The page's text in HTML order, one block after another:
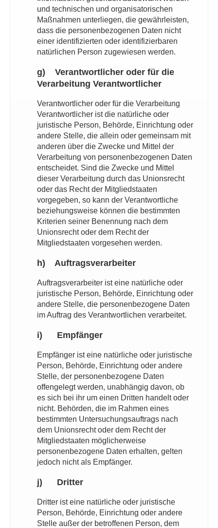
und technischen und organisatorischen
Maßnahmen unterliegen, die gewährleisten,
dass die personenbezogenen Daten nicht
einer identifizierten oder identifizierbaren
natürlichen Person zugewiesen werden.
g) Verantwortlicher oder für die
Verarbeitung Verantwortlicher
Verantwortlicher oder für die Verarbeitung
Verantwortlicher ist die natürliche oder
juristische Person, Behörde, Einrichtung oder
andere Stelle, die allein oder gemeinsam mit
anderen über die Zwecke und Mittel der
Verarbeitung von personenbezogenen Daten
entscheidet. Sind die Zwecke und Mittel
dieser Verarbeitung durch das Unionsrecht
oder das Recht der Mitgliedstaaten
vorgegeben, so kann der Verantwortliche
beziehungsweise können die bestimmten
Kriterien seiner Benennung nach dem
Unionsrecht oder dem Recht der
Mitgliedstaaten vorgesehen werden.
h) Auftragsverarbeiter
Auftragsverarbeiter ist eine natürliche oder
juristische Person, Behörde, Einrichtung oder
andere Stelle, die personenbezogene Daten
im Auftrag des Verantwortlichen verarbeitet.
i) Empfänger
Empfänger ist eine natürliche oder juristische
Person, Behörde, Einrichtung oder andere
Stelle, der personenbezogene Daten
offengelegt werden, unabhängig davon, ob
es sich bei ihr um einen Dritten handelt oder
nicht. Behörden, die im Rahmen eines
bestimmten Untersuchungsauftrags nach
dem Unionsrecht oder dem Recht der
Mitgliedstaaten möglicherweise
personenbezogene Daten erhalten, gelten
jedoch nicht als Empfänger.
j) Dritter
Dritter ist eine natürliche oder juristische
Person, Behörde, Einrichtung oder andere
Stelle außer der betroffenen Person, dem